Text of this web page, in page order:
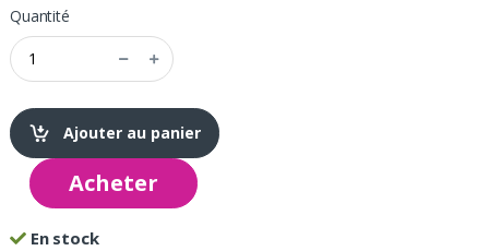
Quantité
Ajouter au panier
Acheter
En stock